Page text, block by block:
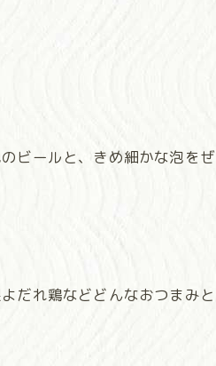
ビールと、きめ細かな泡を
だれ鶏などどんなおつまみ